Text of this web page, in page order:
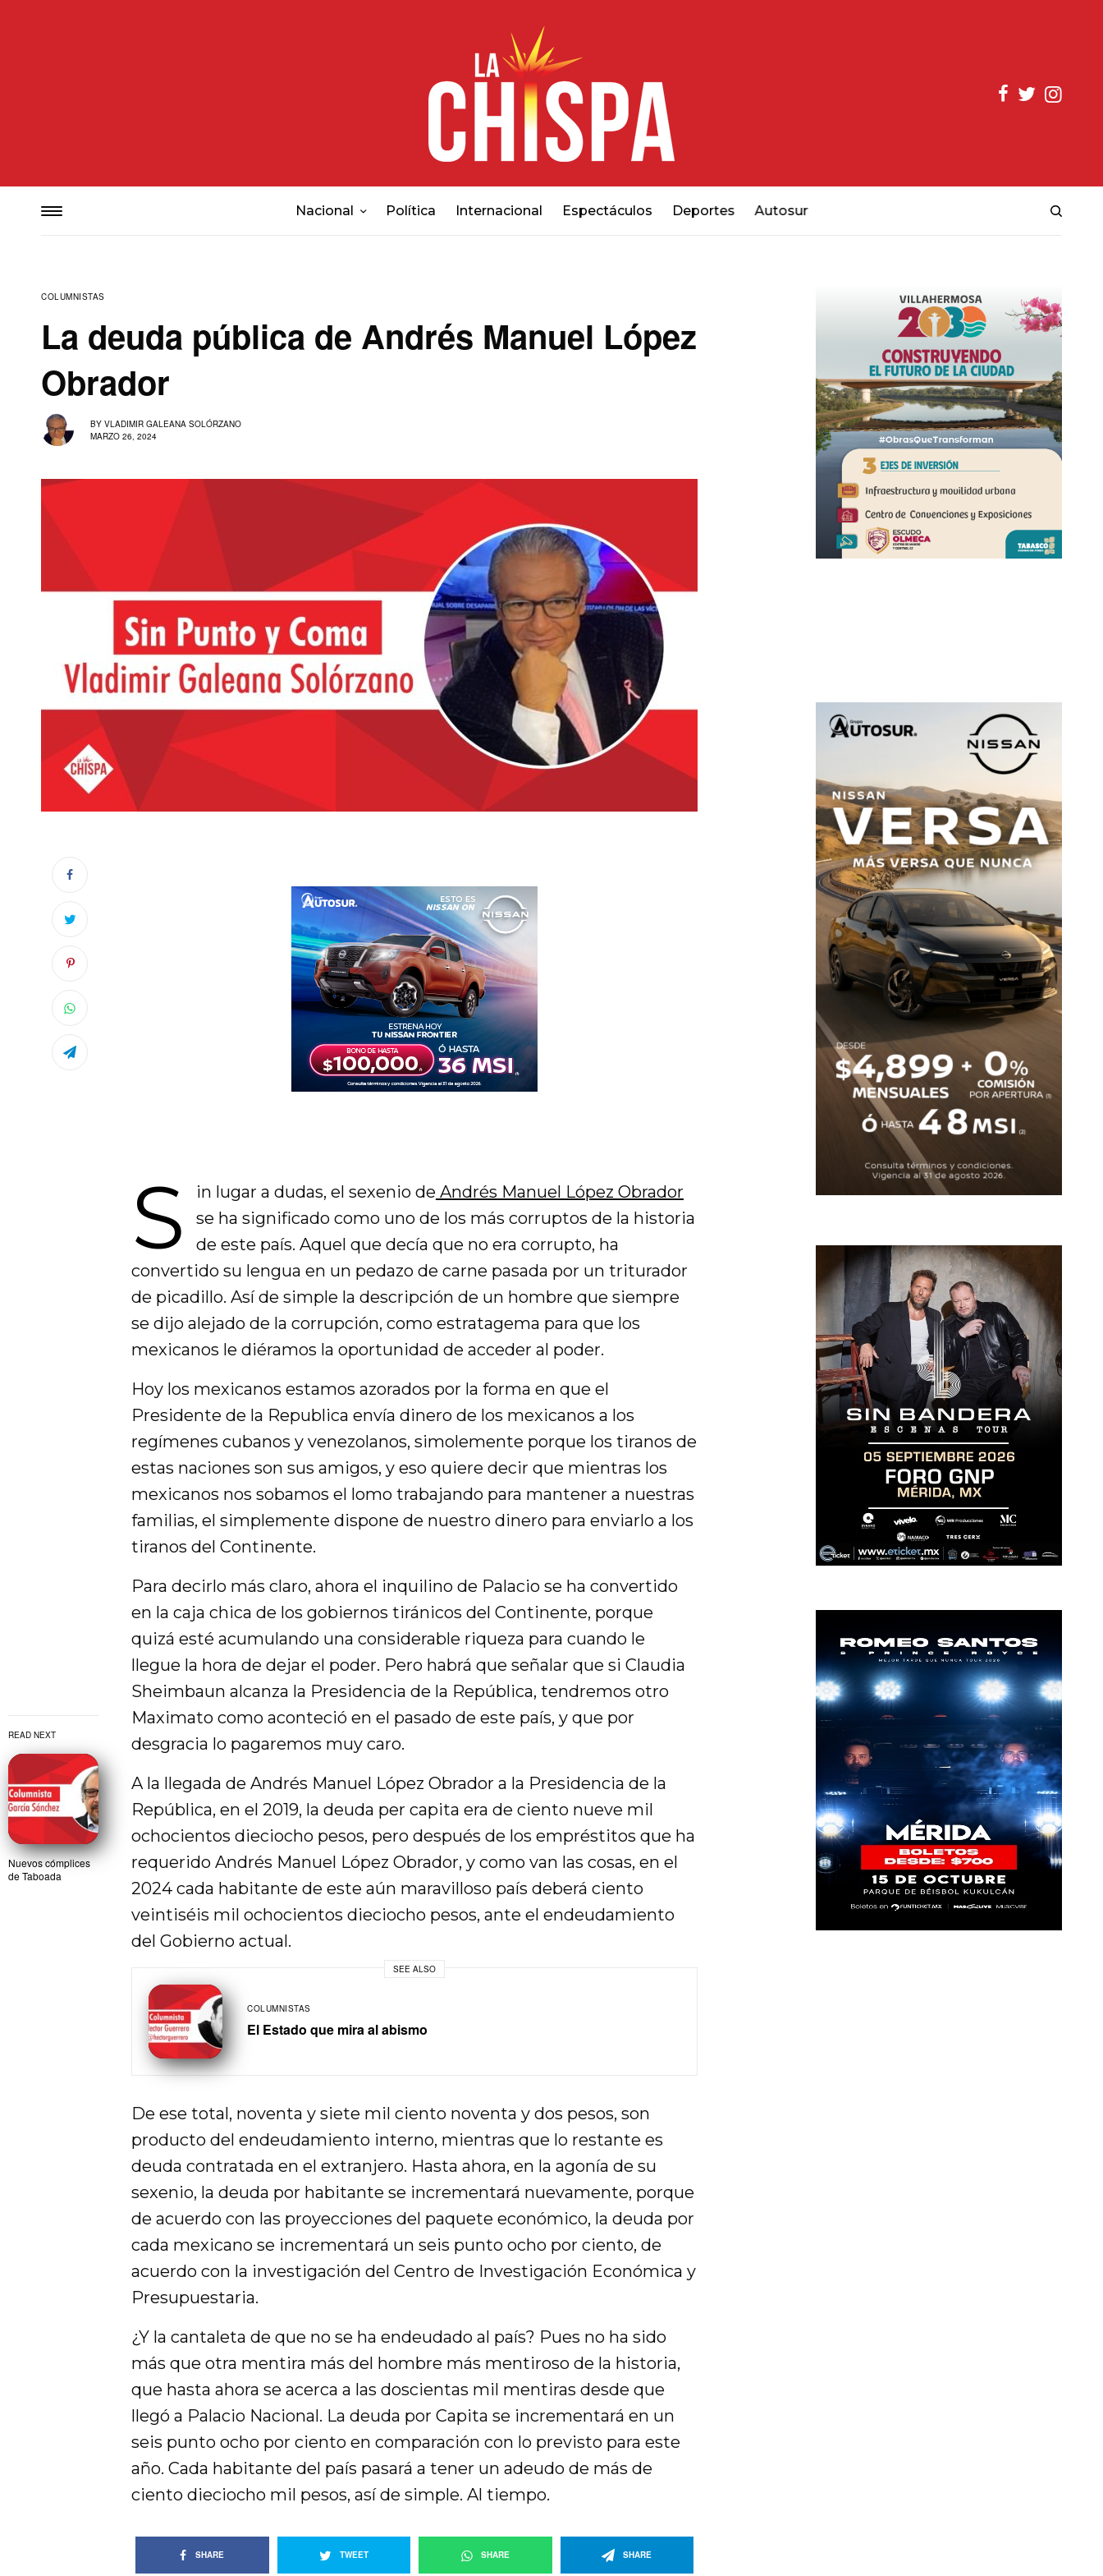
Nacional Política Internacional Espectáculos Deportes Autosur
COLUMNISTAS
La deuda pública de Andrés Manuel López
Obrador
BY VLADIMIR GALEANA SOLÓRZANO
MARZO 26, 2024
READ NEXT
Nuevos cómplices
de Taboada
S in lugar a dudas, el sexenio de Andrés Manuel López Obrador
se ha significado como uno de los más corruptos de la historia
de este país. Aquel que decía que no era corrupto, ha
convertido su lengua en un pedazo de carne pasada por un triturador
de picadillo. Así de simple la descripción de un hombre que siempre
se dijo alejado de la corrupción, como estratagema para que los
mexicanos le diéramos la oportunidad de acceder al poder.
Hoy los mexicanos estamos azorados por la forma en que el
Presidente de la Republica envía dinero de los mexicanos a los
regímenes cubanos y venezolanos, simolemente porque los tiranos de
estas naciones son sus amigos, y eso quiere decir que mientras los
mexicanos nos sobamos el lomo trabajando para mantener a nuestras
familias, el simplemente dispone de nuestro dinero para enviarlo a los
tiranos del Continente.
Para decirlo más claro, ahora el inquilino de Palacio se ha convertido
en la caja chica de los gobiernos tiránicos del Continente, porque
quizá esté acumulando una considerable riqueza para cuando le
llegue la hora de dejar el poder. Pero habrá que señalar que si Claudia
Sheimbaun alcanza la Presidencia de la República, tendremos otro
Maximato como aconteció en el pasado de este país, y que por
desgracia lo pagaremos muy caro.
A la llegada de Andrés Manuel López Obrador a la Presidencia de la
República, en el 2019, la deuda per capita era de ciento nueve mil
ochocientos dieciocho pesos, pero después de los empréstitos que ha
requerido Andrés Manuel López Obrador, y como van las cosas, en el
2024 cada habitante de este aún maravilloso país deberá ciento
veintiséis mil ochocientos dieciocho pesos, ante el endeudamiento
del Gobierno actual.
SEE ALSO
COLUMNISTAS
El Estado que mira al abismo
De ese total, noventa y siete mil ciento noventa y dos pesos, son
producto del endeudamiento interno, mientras que lo restante es
deuda contratada en el extranjero. Hasta ahora, en la agonía de su
sexenio, la deuda por habitante se incrementará nuevamente, porque
de acuerdo con las proyecciones del paquete económico, la deuda por
cada mexicano se incrementará un seis punto ocho por ciento, de
acuerdo con la investigación del Centro de Investigación Económica y
Presupuestaria.
¿Y la cantaleta de que no se ha endeudado al país? Pues no ha sido
más que otra mentira más del hombre más mentiroso de la historia,
que hasta ahora se acerca a las doscientas mil mentiras desde que
llegó a Palacio Nacional. La deuda por Capita se incrementará en un
seis punto ocho por ciento en comparación con lo previsto para este
año. Cada habitante del país pasará a tener un adeudo de más de
ciento dieciocho mil pesos, así de simple. Al tiempo.
SHARE TWEET SHARE SHARE